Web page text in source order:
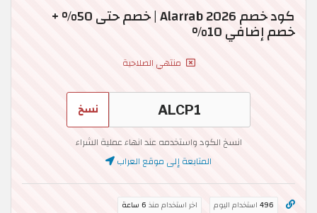
كود خصم Alarrab 2026 | خصم حتى 50% +
خصم إضافي 10%
منتهي الصلاحية
نسخ
انسخ الكود واستخدمه عند انهاء عملية الشراء
المتابعة إلى موقع العراب
496 استخدام اليوم اخر استخدام منذ 6 ساعة